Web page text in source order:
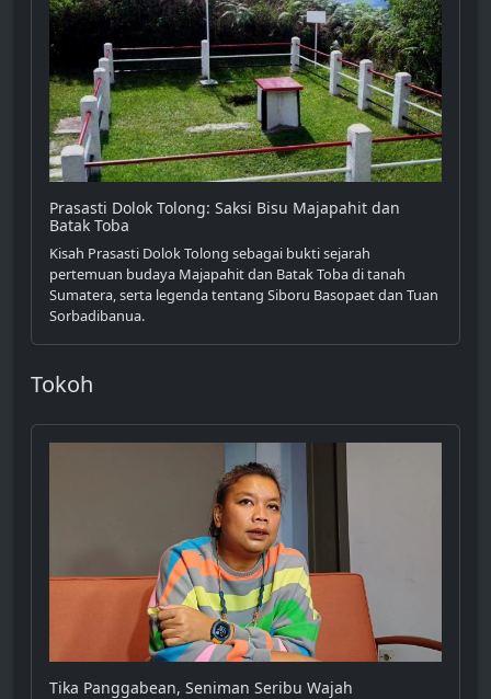
Prasasti Dolok Tolong: Saksi Bisu Majapahit dan
Batak Toba
Kisah Prasasti Dolok Tolong sebagai bukti sejarah
pertemuan budaya Majapahit dan Batak Toba di tanah
Sumatera, serta legenda tentang Siboru Basopaet dan Tuan
Sorbadibanua.
Tokoh
Tika Panggabean, Seniman Seribu Wajah